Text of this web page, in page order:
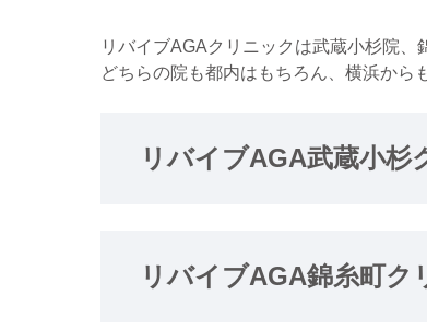
リバイブAGAクリニックは武蔵小杉院、
どちらの院も都内はもちろん、横浜から
リバイブAGA武蔵小杉
リバイブAGA錦糸町ク